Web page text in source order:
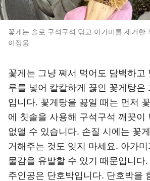
꽃게는 솔로 구석구석 닦고 아가미를 제거한
이정웅
꽃게는 그냥 쪄서 먹어도 담백하고
루를 넣어 칼칼하게 끓인 꽃게탕은
입니다. 꽃게탕을 끓일 때는 먼저
에 칫솔을 사용해 구석구석 깨끗이
없앨 수 있습니다. 손질 시에는 꽃
거해주는 것도 잊지 마세요. 아가
물감을 유발할 수 있기 때문입니다
주인공은 단호박입니다. 단호박을